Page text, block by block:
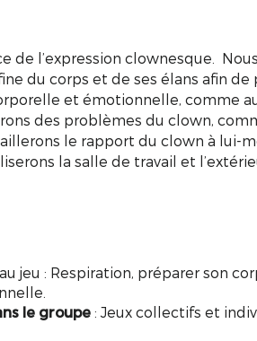
de l’expression clownesque. Nous
du corps et de ses élans afin de
et émotionnelle, comme
des problèmes du clown,
le rapport du clown à lui-
la salle de travail et
jeu : Respiration, préparer son
le groupe: Jeux collectifs et